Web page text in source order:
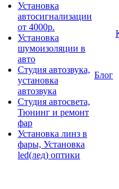
Установка
автосигнализации
от 4000р.
Установка
шумоизоляции в
авто
Студия автозвука,
установка
автозвука
Студия автосвета,
Тюнинг и ремонт
фар
Установка линз в
фары, Установка
led(лед) оптики
Блог